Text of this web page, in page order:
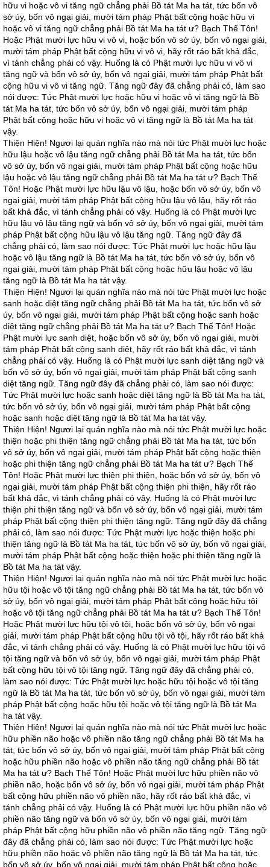
hữu vi hoặc vô vi tăng ngữ chẳng phải Bồ tát Ma ha tát, tức bốn vô
sở úy, bốn vô ngại giải, mười tám pháp Phật bất cộng hoặc hữu vi
hoặc vô vi tăng ngữ chẳng phải Bồ tát Ma ha tát ư? Bạch Thế Tôn!
Hoặc Phật mười lực hữu vi vô vi, hoặc bốn vô sở úy, bốn vô ngại giải,
mười tám pháp Phật bất cộng hữu vi vô vi, hãy rốt ráo bất khả đắc,
vì tánh chẳng phải có vậy. Huống là có Phật mười lực hữu vi vô vi
tăng ngữ và bốn vô sở úy, bốn vô ngại giải, mười tám pháp Phật bất
cộng hữu vi vô vi tăng ngữ. Tăng ngữ đây đã chẳng phải có, làm sao
nói được: Tức Phật mười lực hoặc hữu vi hoặc vô vi tăng ngữ là Bồ
tát Ma ha tát, tức bốn vô sở úy, bốn vô ngại giải, mười tám pháp
Phật bất cộng hoặc hữu vi hoặc vô vi tăng ngữ là Bồ tát Ma ha tát
vậy.
Thiện Hiện! Ngươi lại quán nghĩa nào mà nói tức Phật mười lực hoặc
hữu lậu hoặc vô lậu tăng ngữ chẳng phải Bồ tát Ma ha tát, tức bốn
vô sở úy, bốn vô ngại giải, mười tám pháp Phật bất cộng hoặc hữu
lậu hoặc vô lậu tăng ngữ chẳng phải Bồ tát Ma ha tát ư? Bạch Thế
Tôn! Hoặc Phật mười lực hữu lậu vô lậu, hoặc bốn vô sở úy, bốn vô
ngại giải, mười tám pháp Phật bất cộng hữu lậu vô lậu, hãy rốt ráo
bất khả đắc, vì tánh chẳng phải có vậy. Huống là có Phật mười lực
hữu lậu vô lậu tăng ngữ và bốn vô sở úy, bốn vô ngại giải, mười tám
pháp Phật bất cộng hữu lậu vô lậu tăng ngữ. Tăng ngữ đây đã
chẳng phải có, làm sao nói được: Tức Phật mười lực hoặc hữu lậu
hoặc vô lậu tăng ngữ là Bồ tát Ma ha tát, tức bốn vô sở úy, bốn vô
ngại giải, mười tám pháp Phật bất cộng hoặc hữu lậu hoặc vô lậu
tăng ngữ là Bồ tát Ma ha tát vậy.
Thiện Hiện! Ngươi lại quán nghĩa nào mà nói tức Phật mười lực hoặc
sanh hoặc diệt tăng ngữ chẳng phải Bồ tát Ma ha tát, tức bốn vô sở
úy, bốn vô ngại giải, mười tám pháp Phật bất cộng hoặc sanh hoặc
diệt tăng ngữ chẳng phải Bồ tát Ma ha tát ư? Bạch Thế Tôn! Hoặc
Phật mười lực sanh diệt, hoặc bốn vô sở úy, bốn vô ngại giải, mười
tám pháp Phật bất cộng sanh diệt, hãy rốt ráo bất khả đắc, vì tánh
chẳng phải có vậy. Huống là có Phật mười lực sanh diệt tăng ngữ và
bốn vô sở úy, bốn vô ngại giải, mười tám pháp Phật bất cộng sanh
diệt tăng ngữ. Tăng ngữ đây đã chẳng phải có, làm sao nói được:
Tức Phật mười lực hoặc sanh hoặc diệt tăng ngữ là Bồ tát Ma ha tát,
tức bốn vô sở úy, bốn vô ngại giải, mười tám pháp Phật bất cộng
hoặc sanh hoặc diệt tăng ngữ là Bồ tát Ma ha tát vậy.
Thiện Hiện! Ngươi lại quán nghĩa nào mà nói tức Phật mười lực hoặc
thiện hoặc phi thiện tăng ngữ chẳng phải Bồ tát Ma ha tát, tức bốn
vô sở úy, bốn vô ngại giải, mười tám pháp Phật bất cộng hoặc thiện
hoặc phi thiện tăng ngữ chẳng phải Bồ tát Ma ha tát ư? Bạch Thế
Tôn! Hoặc Phật mười lực thiện phi thiện, hoặc bốn vô sở úy, bốn vô
ngại giải, mười tám pháp Phật bất cộng thiện phi thiện, hãy rốt ráo
bất khả đắc, vì tánh chẳng phải có vậy. Huống là có Phật mười lực
thiện phi thiện tăng ngữ và bốn vô sở úy, bốn vô ngại giải, mười tám
pháp Phật bất cộng thiện phi thiện tăng ngữ. Tăng ngữ đây đã chẳng
phải có, làm sao nói được: Tức Phật mười lực hoặc thiện hoặc phi
thiện tăng ngữ là Bồ tát Ma ha tát, tức bốn vô sở úy, bốn vô ngại giải,
mười tám pháp Phật bất cộng hoặc thiện hoặc phi thiện tăng ngữ là
Bồ tát Ma ha tát vậy.
Thiện Hiện! Ngươi lại quán nghĩa nào mà nói tức Phật mười lực hoặc
hữu tội hoặc vô tội tăng ngữ chẳng phải Bồ tát Ma ha tát, tức bốn vô
sở úy, bốn vô ngại giải, mười tám pháp Phật bất cộng hoặc hữu tội
hoặc vô tội tăng ngữ chẳng phải Bồ tát Ma ha tát ư? Bạch Thế Tôn!
Hoặc Phật mười lực hữu tội vô tội, hoặc bốn vô sở úy, bốn vô ngại
giải, mười tám pháp Phật bất cộng hữu tội vô tội, hãy rốt ráo bất khả
đắc, vì tánh chẳng phải có vậy. Huống là có Phật mười lực hữu tội vô
tội tăng ngữ và bốn vô sở úy, bốn vô ngại giải, mười tám pháp Phật
bất cộng hữu tội vô tội tăng ngữ. Tăng ngữ đây đã chẳng phải có,
làm sao nói được: Tức Phật mười lực hoặc hữu tội hoặc vô tội tăng
ngữ là Bồ tát Ma ha tát, tức bốn vô sở úy, bốn vô ngại giải, mười tám
pháp Phật bất cộng hoặc hữu tội hoặc vô tội tăng ngữ là Bồ tát Ma
ha tát vậy.
Thiện Hiện! Ngươi lại quán nghĩa nào mà nói tức Phật mười lực hoặc
hữu phiền não hoặc vô phiền não tăng ngữ chẳng phải Bồ tát Ma ha
tát, tức bốn vô sở úy, bốn vô ngại giải, mười tám pháp Phật bất cộng
hoặc hữu phiền não hoặc vô phiền não tăng ngữ chẳng phải Bồ tát
Ma ha tát ư? Bạch Thế Tôn! Hoặc Phật mười lực hữu phiền não vô
phiền não, hoặc bốn vô sở úy, bốn vô ngại giải, mười tám pháp Phật
bất cộng hữu phiền não vô phiền não, hãy rốt ráo bất khả đắc, vì
tánh chẳng phải có vậy. Huống là có Phật mười lực hữu phiền não vô
phiền não tăng ngữ và bốn vô sở úy, bốn vô ngại giải, mười tám
pháp Phật bất cộng hữu phiền não vô phiền não tăng ngữ. Tăng ngữ
đây đã chẳng phải có, làm sao nói được: Tức Phật mười lực hoặc
hữu phiền não hoặc vô phiền não tăng ngữ là Bồ tát Ma ha tát, tức
bốn vô sở úy, bốn vô ngại giải, mười tám pháp Phật bất cộng hoặc